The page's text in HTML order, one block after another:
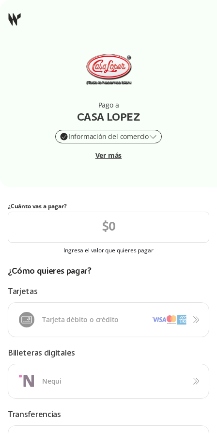
Pago a
CASA LOPEZ
Información del comercio
Ver más
¿Cuánto vas a pagar?
Ingresa el valor que quieres pagar
¿Cómo quieres pagar?
Tarjetas
Tarjeta débito o crédito
Billeteras digitales
Nequi
Transferencias